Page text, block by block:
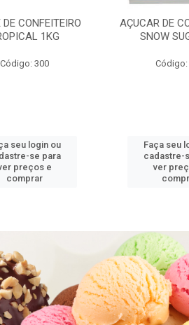
DE CONFEITEIRO
1KG
Código: 300
seu login ou
se para
preços e
comprar
AÇUCAR DE
SNOW
Código:
Faça seu
cadastre-
ver